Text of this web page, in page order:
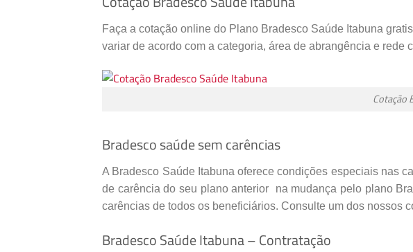
Especialidades: GINECOLOGIA,OBSTETRICIA,PEDIATRIA
17/03/2017
HOSPITAL INFANTIL IPEPI
(73)3613-4322
Especialidades: PEDIATRIA
Faça a cotação online do Plano Bradesco Saúde Itabuna
variar de acordo com a categoria, área de abrangência e rede
Cotação
Bradesco saúde sem carências
A Bradesco Saúde Itabuna oferece condições especiais nas
de carência do seu plano anterior
na mudança pelo plano
carências de todos os beneficiários. Consulte um dos nossos
Bradesco Saúde Itabuna – Contratação